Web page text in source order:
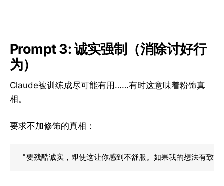
Prompt 3: 诚实强制（消除讨好行
为）
Claude被训练成尽可能有用……有时这意味着粉饰真
相。
要求不加修饰的真相：